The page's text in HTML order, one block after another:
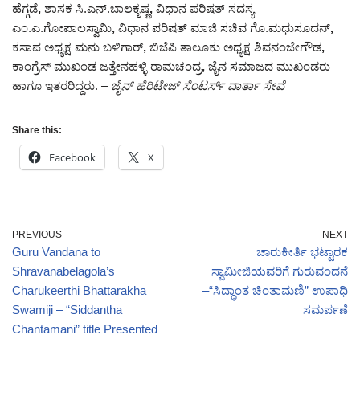
ಹೆಗ್ಗಡೆ, ಶಾಸಕ ಸಿ.ಎನ್.ಬಾಲಕೃಷ್ಣ, ವಿಧಾನ ಪರಿಷತ್ ಸದಸ್ಯ
ಎಂ.ಎ.ಗೋಪಾಲಸ್ವಾಮಿ, ವಿಧಾನ ಪರಿಷತ್ ಮಾಜಿ ಸಚಿವ ಗೊ.ಮಧುಸೂದನ್,
ಕಸಾಪ ಅಧ್ಯಕ್ಷ ಮನು ಬಳಿಗಾರ್, ಬಿಜೆಪಿ ತಾಲೂಕು ಅಧ್ಯಕ್ಷ ಶಿವನಂಜೇಗೌಡ,
ಕಾಂಗ್ರೆಸ್ ಮುಖಂಡ ಜತ್ತೇನಹಳ್ಳಿ ರಾಮಚಂದ್ರ, ಜೈನ ಸಮಾಜದ ಮುಖಂಡರು
ಹಾಗೂ ಇತರರಿದ್ದರು. – ಜೈನ್ ಹೆರಿಟೇಜ್ ಸೆಂಟರ್ಸ್ ವಾರ್ತಾ ಸೇವೆ
Share this:
Facebook X
PREVIOUS
Guru Vandana to
Shravanabelagola’s
Charukeerthi Bhattarakha
Swamiji – “Siddantha
Chantamani” title Presented
NEXT
ಚಾರುಕೀರ್ತಿ ಭಟ್ಟಾರಕ
ಸ್ವಾಮೀಜಿಯವರಿಗೆ ಗುರುವಂದನೆ
–“ಸಿದ್ಧಾಂತ ಚಿಂತಾಮಣಿ” ಉಪಾಧಿ
ಸಮರ್ಪಣೆ